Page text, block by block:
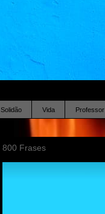
Solidão Vida Professor
800 Frases